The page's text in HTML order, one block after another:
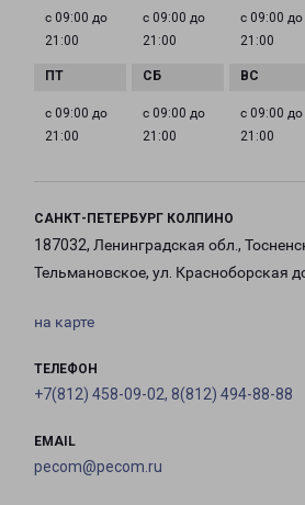
с 09:00 до
21:00
с 09:00 до
21:00
с 09:00 до
21:00
с 09:00 до
21:00
с 09:00 до
21:00
с 09:00 до
21:00
САНКТ-ПЕТЕРБУРГ КОЛПИНО
187032, Ленинградская обл.,
Тельмановское, ул. Красноборская
на карте
ТЕЛЕФОН
+7(812) 458-09-02, 8(812) 494-88-88
EMAIL
pecom@pecom.ru